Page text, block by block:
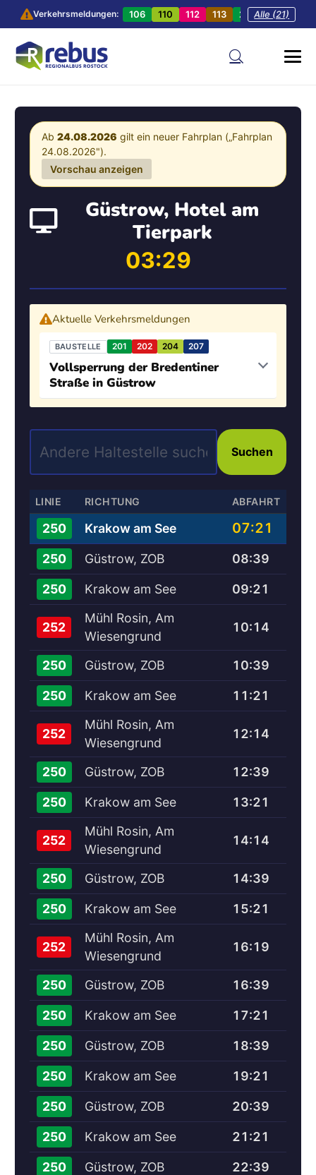
Verkehrsmeldungen: 106 110 112 113 201 202
Alle (21)
Ab 24.08.2026 gilt ein neuer Fahrplan („Fahrplan
24.08.2026").
Vorschau anzeigen
Güstrow, Hotel am
Tierpark
03:29
Aktuelle Verkehrsmeldungen
BAUSTELLE 201 202 204 207
Vollsperrung der Bredentiner
Straße in Güstrow
Suchen
LINIE RICHTUNG ABFAHRT
250 Krakow am See 07:21
250 Güstrow, ZOB 08:39
250 Krakow am See 09:21
252
Mühl Rosin, Am
Wiesengrund
10:14
250 Güstrow, ZOB 10:39
250 Krakow am See 11:21
252
Mühl Rosin, Am
Wiesengrund
12:14
250 Güstrow, ZOB 12:39
250 Krakow am See 13:21
252
Mühl Rosin, Am
Wiesengrund
14:14
250 Güstrow, ZOB 14:39
250 Krakow am See 15:21
252
Mühl Rosin, Am
Wiesengrund
16:19
250 Güstrow, ZOB 16:39
250 Krakow am See 17:21
250 Güstrow, ZOB 18:39
250 Krakow am See 19:21
250 Güstrow, ZOB 20:39
250 Krakow am See 21:21
250 Güstrow, ZOB 22:39